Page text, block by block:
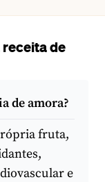
de
de amora?
fruta,
e